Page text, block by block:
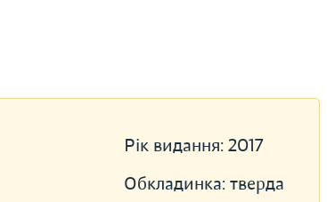
Рік видання: 2017
Обкладинка: тверда